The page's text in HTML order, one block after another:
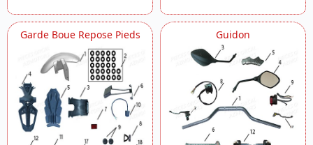
Garde Boue Repose Pieds Guidon